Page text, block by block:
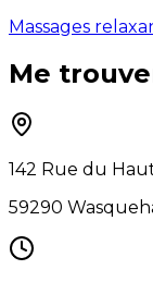
Massages
Me
142 Rue du
59290